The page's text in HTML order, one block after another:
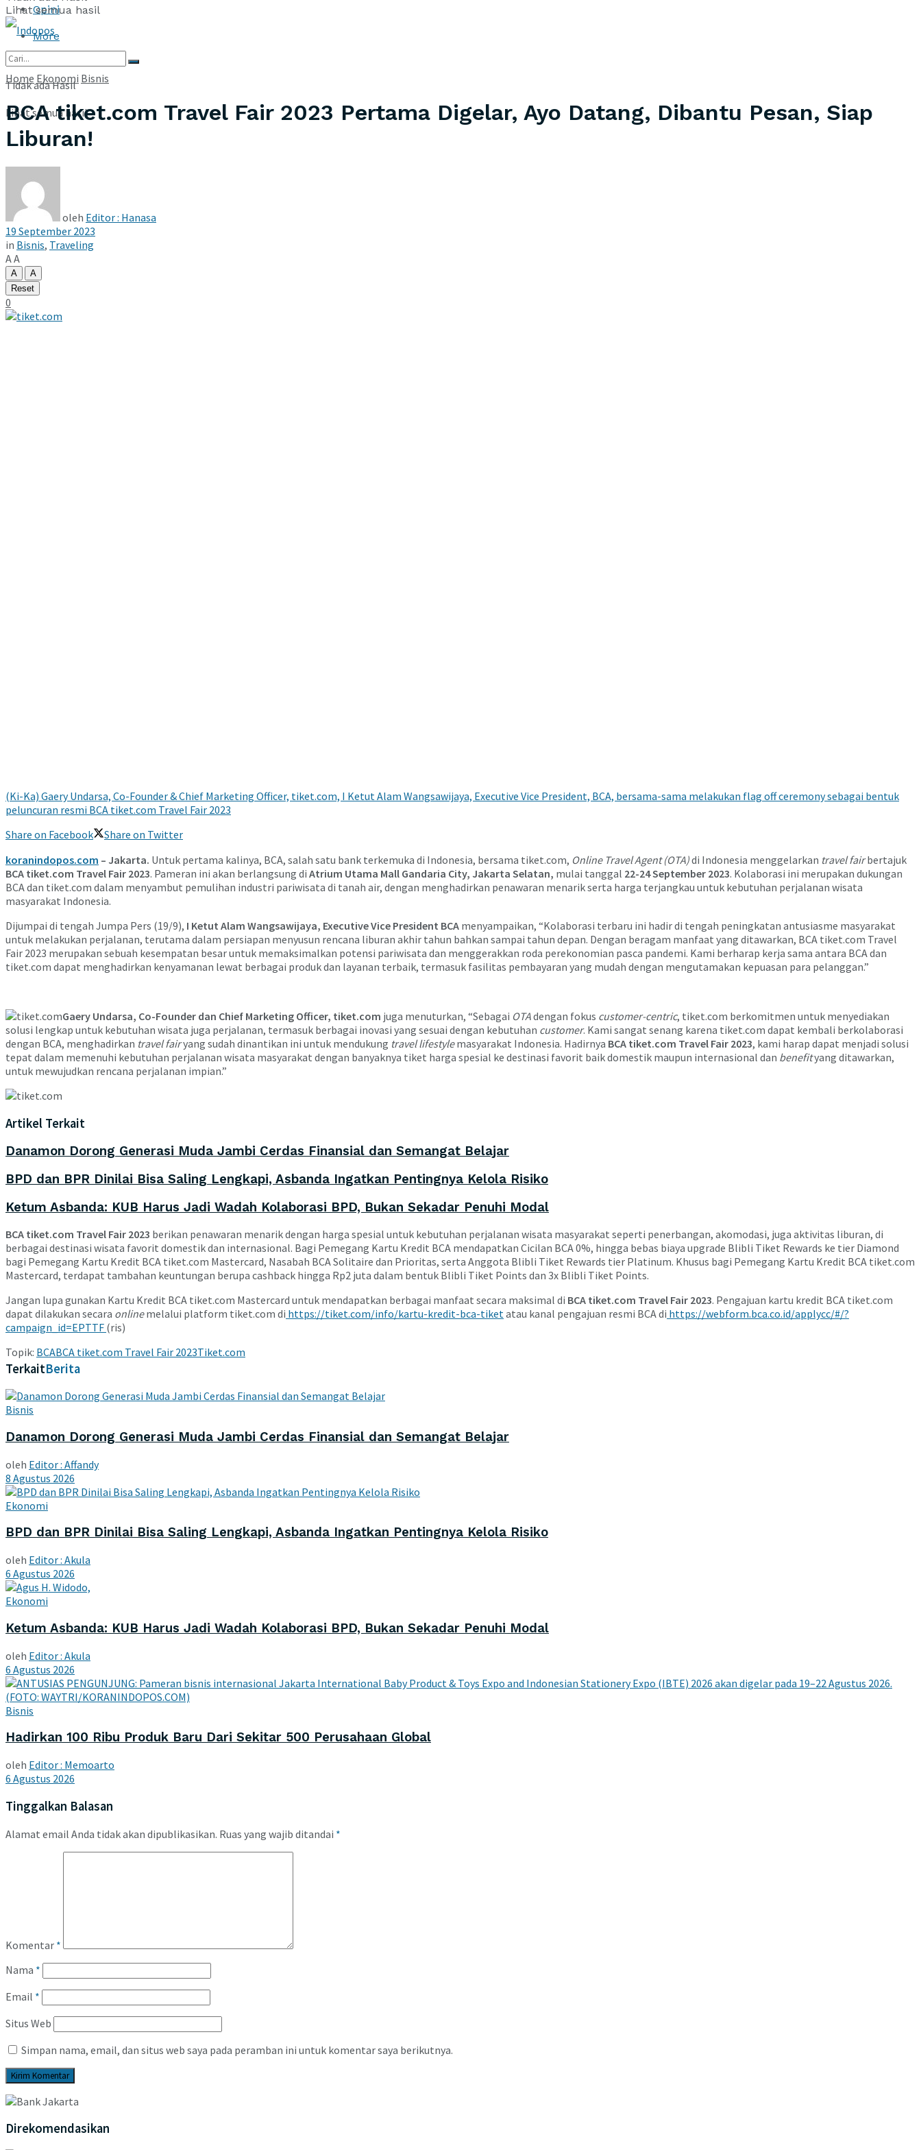
Opini
More
Lihat semua hasil
Tidak ada Hasil
Lihat semua hasil
Home Ekonomi Bisnis
BCA tiket.com Travel Fair 2023 Pertama Digelar, Ayo Datang, Dibantu Pesan, Siap
Liburan!
oleh Editor : Hanasa
19 September 2023
in Bisnis, Traveling
AA
A
A
Reset
0
(Ki-Ka) Gaery Undarsa, Co-Founder & Chief Marketing Officer, tiket.com, I Ketut Alam Wangsawijaya, Executive Vice President, BCA, bersama-sama melakukan flag off ceremony sebagai bentuk
peluncuran resmi BCA tiket.com Travel Fair 2023
Share on Facebook
Share on Twitter
koranindopos.com – Jakarta. Untuk pertama kalinya, BCA, salah satu bank terkemuka di Indonesia, bersama tiket.com, Online Travel Agent (OTA)di Indonesia menggelarkan travel fairbertajuk
BCA tiket.com Travel Fair 2023. Pameran ini akan berlangsung di Atrium Utama Mall Gandaria City, Jakarta Selatan, mulai tanggal 22-24 September 2023. Kolaborasi ini merupakan dukungan
BCA dan tiket.com dalam menyambut pemulihan industri pariwisata di tanah air, dengan menghadirkan penawaran menarik serta harga terjangkau untuk kebutuhan perjalanan wisata
masyarakat Indonesia.
Dijumpai di tengah Jumpa Pers (19/9), I Ketut Alam Wangsawijaya, Executive Vice President BCA menyampaikan, “Kolaborasi terbaru ini hadir di tengah peningkatan antusiasme masyarakat
untuk melakukan perjalanan, terutama dalam persiapan menyusun rencana liburan akhir tahun bahkan sampai tahun depan. Dengan beragam manfaat yang ditawarkan, BCA tiket.com Travel
Fair 2023 merupakan sebuah kesempatan besar untuk memaksimalkan potensi pariwisata dan menggerakkan roda perekonomian pasca pandemi. Kami berharap kerja sama antara BCA dan
tiket.com dapat menghadirkan kenyamanan lewat berbagai produk dan layanan terbaik, termasuk fasilitas pembayaran yang mudah dengan mengutamakan kepuasan para pelanggan.”
Gaery Undarsa, Co-Founder dan Chief Marketing Officer, tiket.com juga menuturkan, “Sebagai OTAdengan fokus customer-centric, tiket.com berkomitmen untuk menyediakan
solusi lengkap untuk kebutuhan wisata juga perjalanan, termasuk berbagai inovasi yang sesuai dengan kebutuhan customer. Kami sangat senang karena tiket.com dapat kembali berkolaborasi
dengan BCA, menghadirkan travel fairyang sudah dinantikan ini untuk mendukung travel lifestylemasyarakat Indonesia. Hadirnya BCA tiket.com Travel Fair 2023, kami harap dapat menjadi solusi
tepat dalam memenuhi kebutuhan perjalanan wisata masyarakat dengan banyaknya tiket harga spesial ke destinasi favorit baik domestik maupun internasional dan benefityang ditawarkan,
untuk mewujudkan rencana perjalanan impian.”
Artikel Terkait
Danamon Dorong Generasi Muda Jambi Cerdas Finansial dan Semangat Belajar
BPD dan BPR Dinilai Bisa Saling Lengkapi, Asbanda Ingatkan Pentingnya Kelola Risiko
Ketum Asbanda: KUB Harus Jadi Wadah Kolaborasi BPD, Bukan Sekadar Penuhi Modal
BCA tiket.com Travel Fair 2023 berikan penawaran menarik dengan harga spesial untuk kebutuhan perjalanan wisata masyarakat seperti penerbangan, akomodasi, juga aktivitas liburan, di
berbagai destinasi wisata favorit domestik dan internasional. Bagi Pemegang Kartu Kredit BCA mendapatkan Cicilan BCA 0%, hingga bebas biaya upgrade Blibli Tiket Rewards ke tier Diamond
bagi Pemegang Kartu Kredit BCA tiket.com Mastercard, Nasabah BCA Solitaire dan Prioritas, serta Anggota Blibli Tiket Rewards tier Platinum. Khusus bagi Pemegang Kartu Kredit BCA tiket.com
Mastercard, terdapat tambahan keuntungan berupa cashback hingga Rp2 juta dalam bentuk Blibli Tiket Points dan 3x Blibli Tiket Points.
Jangan lupa gunakan Kartu Kredit BCA tiket.com Mastercard untuk mendapatkan berbagai manfaat secara maksimal di BCA tiket.com Travel Fair 2023. Pengajuan kartu kredit BCA tiket.com
dapat dilakukan secara onlinemelalui platform tiket.com di https://tiket.com/info/kartu-kredit-bca-tiketatau kanal pengajuan resmi BCA di https://webform.bca.co.id/applycc/#/?
campaign_id=EPTTF (ris)
Topik: BCABCA tiket.com Travel Fair 2023Tiket.com
TerkaitBerita
Bisnis
Danamon Dorong Generasi Muda Jambi Cerdas Finansial dan Semangat Belajar
oleh Editor : Affandy
8 Agustus 2026
Ekonomi
BPD dan BPR Dinilai Bisa Saling Lengkapi, Asbanda Ingatkan Pentingnya Kelola Risiko
oleh Editor : Akula
6 Agustus 2026
Ekonomi
Ketum Asbanda: KUB Harus Jadi Wadah Kolaborasi BPD, Bukan Sekadar Penuhi Modal
oleh Editor : Akula
6 Agustus 2026
Bisnis
Hadirkan 100 Ribu Produk Baru Dari Sekitar 500 Perusahaan Global
oleh Editor : Memoarto
6 Agustus 2026
Tinggalkan Balasan
Alamat email Anda tidak akan dipublikasikan. Ruas yang wajib ditandai *
Komentar *
Nama *
Email *
Situs Web
Simpan nama, email, dan situs web saya pada peramban ini untuk komentar saya berikutnya.
Direkomendasikan